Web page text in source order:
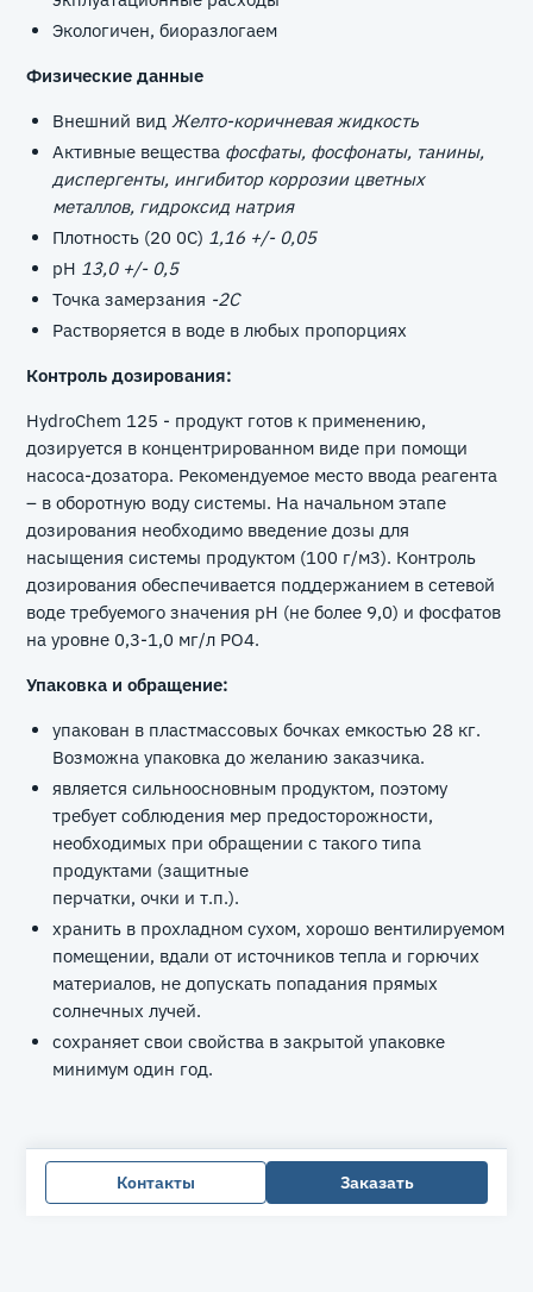
Экологичен, биоразлогаем
Физические данные
Внешний вид Желто-коричневая жидкость
Активные вещества фосфаты, фосфонаты, танины,
диспергенты, ингибитор коррозии цветных
металлов, гидроксид натрия
Плотность (20 0С) 1,16 +/- 0,05
pН 13,0 +/- 0,5
Точка замерзания -2С
Растворяется в воде в любых пропорциях
Контроль дозирования:
HydroChem 125 - продукт готов к применению,
дозируется в концентрированном виде при помощи
насоса-дозатора. Рекомендуемое место ввода реагента
– в оборотную воду системы. На начальном этапе
дозирования необходимо введение дозы для
насыщения системы продуктом (100 г/м3). Контроль
дозирования обеспечивается поддержанием в сетевой
воде требуемого значения рН (не более 9,0) и фосфатов
на уровне 0,3-1,0 мг/л РО4.
Упаковка и обращение:
упакован в пластмассовых бочках емкостью 28 кг.
Возможна упаковка до желанию заказчика.
является сильноосновным продуктом, поэтому
требует соблюдения мер предосторожности,
необходимых при обращении с такого типа
продуктами (защитные
перчатки, очки и т.п.).
хранить в прохладном сухом, хорошо вентилируемом
помещении, вдали от источников тепла и горючих
материалов, не допускать попадания прямых
солнечных лучей.
сохраняет свои свойства в закрытой упаковке
минимум один год.
Контакты Заказать